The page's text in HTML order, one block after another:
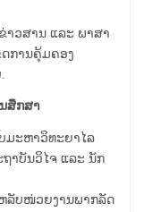
າວສານ ແລະ ພາສາ
ດການຄຸ້ມຄອງ
ສຶກສາ
ມະຫາວິທະຍາໄລ
າບັນວິໄຈ ແລະ ນັກ
ລັບໜ່ວຍງານພາກລັດ